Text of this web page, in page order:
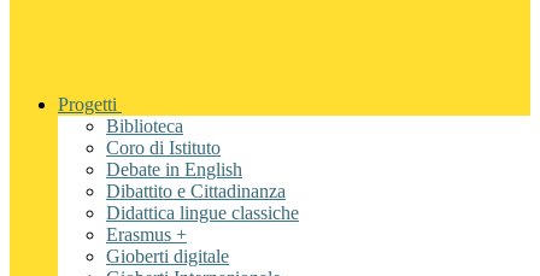
Progetti
Biblioteca
Coro di Istituto
Debate in English
Dibattito e Cittadinanza
Didattica lingue classiche
Erasmus +
Gioberti digitale